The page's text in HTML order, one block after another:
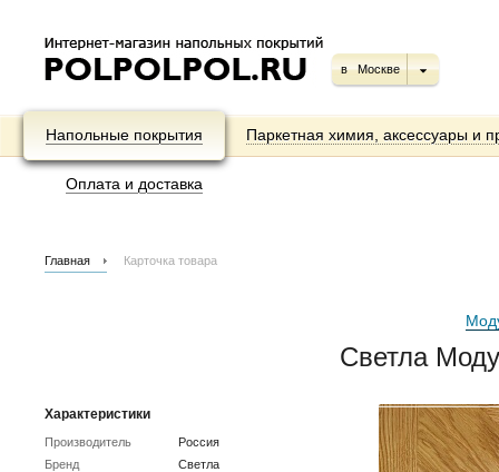
в Москве
Напольные покрытия Паркетная химия, аксессуары и
Оплата и доставка
Главная Карточка товара
Светла
Характеристики
Производитель
Россия
Бренд
Светла